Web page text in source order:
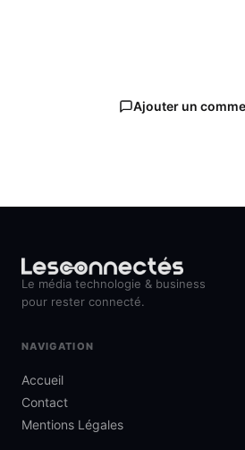
Ajouter un
Le média technologie & business
pour rester connecté.
NAVIGATION
Accueil
Contact
Mentions Légales